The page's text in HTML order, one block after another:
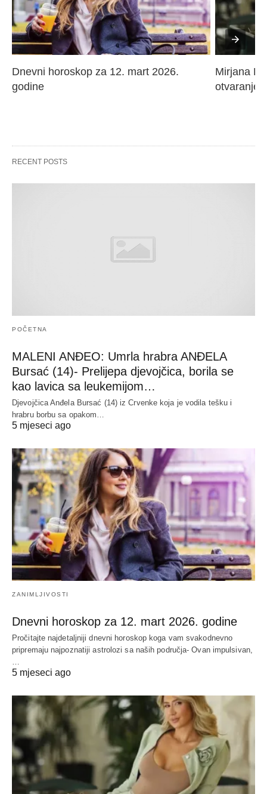
Dnevni horoskop za 12. mart 2026.
godine
Mirjana
otvaranje
RECENT POSTS
POČETNA
MALENI ANĐEO: Umrla hrabra ANĐELA
Bursać (14)- Prelijepa djevojčica, borila se
kao lavica sa leukemijom…
Djevojčica Anđela Bursać (14) iz Crvenke koja je vodila tešku i
hrabru borbu sa opakom…
5 mjeseci ago
ZANIMLJIVOSTI
Dnevni horoskop za 12. mart 2026. godine
Pročitajte najdetaljniji dnevni horoskop koga vam svakodnevno
pripremaju najpoznatiji astrolozi sa naših područja- Ovan impulsivan,
5 mjeseci ago